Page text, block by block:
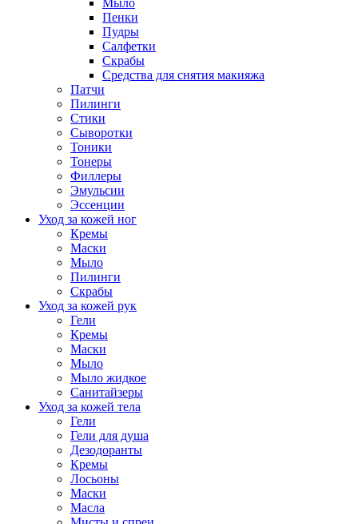
Мыло
Пенки
Пудры
Салфетки
Скрабы
Средства для снятия макияжа
Патчи
Пилинги
Стики
Сыворотки
Тоники
Тонеры
Филлеры
Эмульсии
Эссенции
Уход за кожей ног
Кремы
Маски
Мыло
Пилинги
Скрабы
Уход за кожей рук
Гели
Кремы
Маски
Мыло
Мыло жидкое
Санитайзеры
Уход за кожей тела
Гели
Гели для душа
Дезодоранты
Кремы
Лосьоны
Маски
Масла